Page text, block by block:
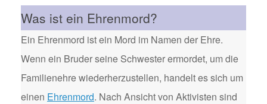
Was ist ein Ehrenmord?
Ein Ehrenmord ist ein Mord im Namen der Ehre.
Wenn ein Bruder seine Schwester ermordet, um die
Familienehre wiederherzustellen, handelt es sich um
einen Ehrenmord. Nach Ansicht von Aktivisten sind